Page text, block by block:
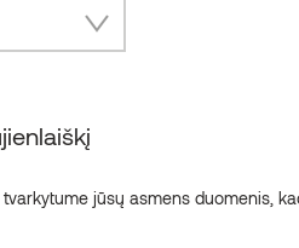
jūsų asmens